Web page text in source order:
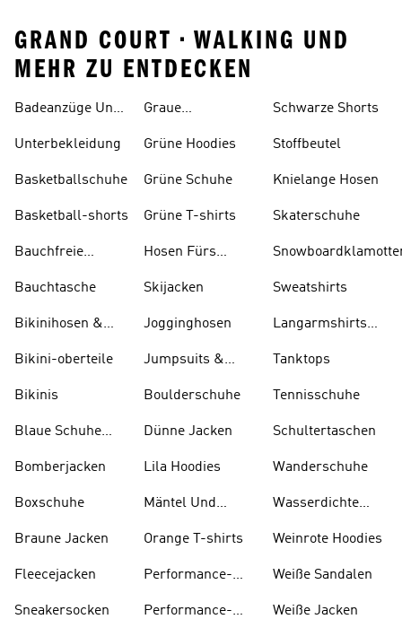
GRAND COURT • WALKING UND
MEHR ZU ENTDECKEN
Badeanzüge Und
Unterbekleidung
Basketballschuhe
Basketball-shorts
Bauchfreie
Bauchtasche
Bikinihosen &
Bikini-oberteile
Bikinis
Blaue Schuhe
Bomberjacken
Boxschuhe
Braune Jacken
Fleecejacken
Sneakersocken
Graue
Grüne Hoodies
Grüne Schuhe
Grüne T-shirts
Hosen Fürs
Skijacken
Jogginghosen
Jumpsuits &
Boulderschuhe
Dünne Jacken
Lila Hoodies
Mäntel Und
Orange T-shirts
Performance-
Performance-
Schwarze Shorts
Stoffbeutel
Knielange Hosen
Skaterschuhe
Sweatshirts
Langarmshirts
Tanktops
Tennisschuhe
Schultertaschen
Wanderschuhe
Wasserdichte
Weinrote Hoodies
W eiße Sandalen
Weiße Jacken